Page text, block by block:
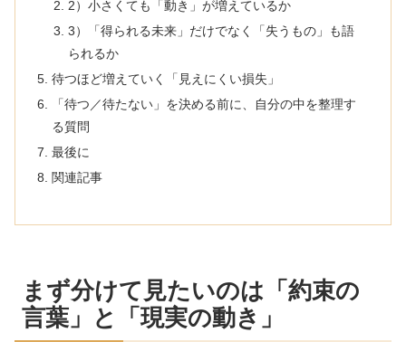
2）小さくても「動き」が増えているか
3）「得られる未来」だけでなく「失うもの」も語
られるか
待つほど増えていく「見えにくい損失」
「待つ／待たない」を決める前に、自分の中を整理す
る質問
最後に
関連記事
まず分けて見たいのは「約束の
言葉」と「現実の動き」